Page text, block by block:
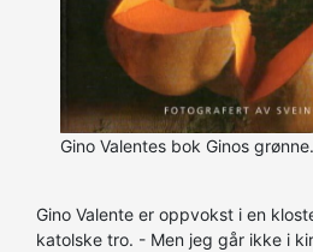
Gino Valentes bok Ginos grønne.
Gino Valente er oppvokst i en
katolske tro. - Men jeg går ikke i